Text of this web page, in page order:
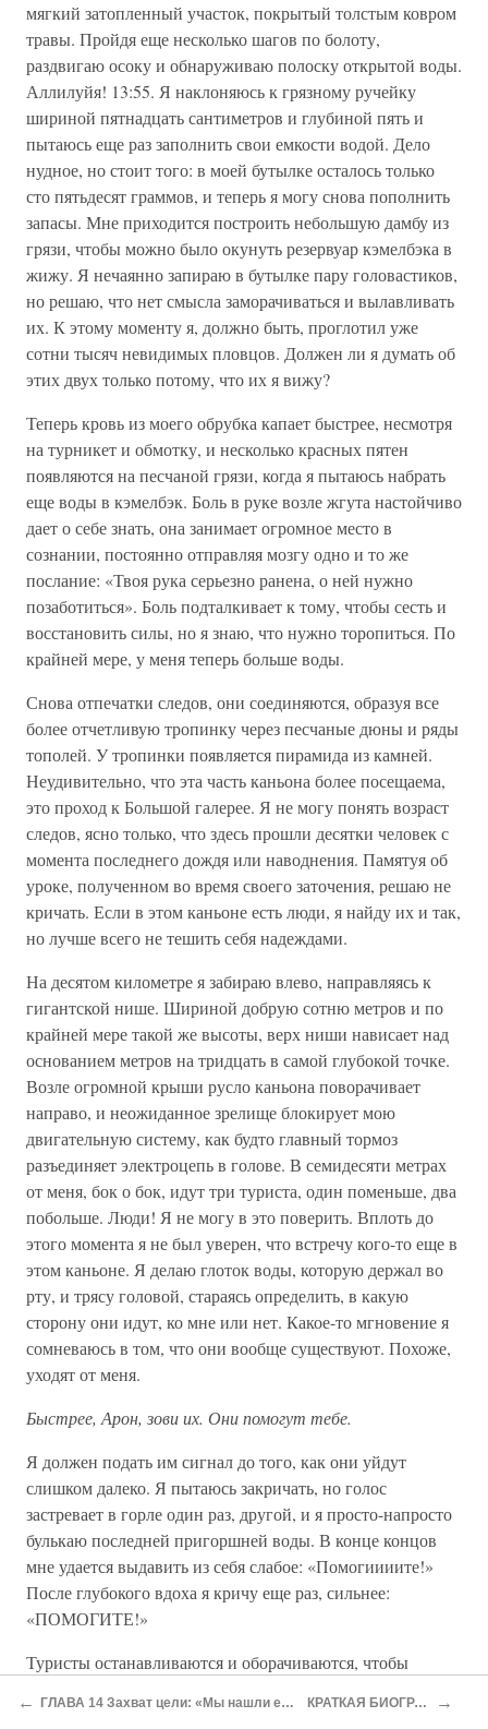
мягкий затопленный участок, покрытый толстым ковром
травы. Пройдя еще несколько шагов по болоту,
раздвигаю осоку и обнаруживаю полоску открытой воды.
Аллилуйя! 13:55. Я наклоняюсь к грязному ручейку
шириной пятнадцать сантиметров и глубиной пять и
пытаюсь еще раз заполнить свои емкости водой. Дело
нудное, но стоит того: в моей бутылке осталось только
сто пятьдесят граммов, и теперь я могу снова пополнить
запасы. Мне приходится построить небольшую дамбу из
грязи, чтобы можно было окунуть резервуар кэмелбэка в
жижу. Я нечаянно запираю в бутылке пару головастиков,
но решаю, что нет смысла заморачиваться и вылавливать
их. К этому моменту я, должно быть, проглотил уже
сотни тысяч невидимых пловцов. Должен ли я думать об
этих двух только потому, что их я вижу?
Теперь кровь из моего обрубка капает быстрее, несмотря
на турникет и обмотку, и несколько красных пятен
появляются на песчаной грязи, когда я пытаюсь набрать
еще воды в кэмелбэк. Боль в руке возле жгута настойчиво
дает о себе знать, она занимает огромное место в
сознании, постоянно отправляя мозгу одно и то же
послание: «Твоя рука серьезно ранена, о ней нужно
позаботиться». Боль подталкивает к тому, чтобы сесть и
восстановить силы, но я знаю, что нужно торопиться. По
крайней мере, у меня теперь больше воды.
Снова отпечатки следов, они соединяются, образуя все
более отчетливую тропинку через песчаные дюны и ряды
тополей. У тропинки появляется пирамида из камней.
Неудивительно, что эта часть каньона более посещаема,
это проход к Большой галерее. Я не могу понять возраст
следов, ясно только, что здесь прошли десятки человек с
момента последнего дождя или наводнения. Памятуя об
уроке, полученном во время своего заточения, решаю не
кричать. Если в этом каньоне есть люди, я найду их и так,
но лучше всего не тешить себя надеждами.
На десятом километре я забираю влево, направляясь к
гигантской нише. Шириной добрую сотню метров и по
крайней мере такой же высоты, верх ниши нависает над
основанием метров на тридцать в самой глубокой точке.
Возле огромной крыши русло каньона поворачивает
направо, и неожиданное зрелище блокирует мою
двигательную систему, как будто главный тормоз
разъединяет электроцепь в голове. В семидесяти метрах
от меня, бок о бок, идут три туриста, один поменьше, два
побольше. Люди! Я не могу в это поверить. Вплоть до
этого момента я не был уверен, что встречу кого-то еще в
этом каньоне. Я делаю глоток воды, которую держал во
рту, и трясу головой, стараясь определить, в какую
сторону они идут, ко мне или нет. Какое-то мгновение я
сомневаюсь в том, что они вообще существуют. Похоже,
уходят от меня.
Быстрее, Арон, зови их. Они помогут тебе.
Я должен подать им сигнал до того, как они уйдут
слишком далеко. Я пытаюсь закричать, но голос
застревает в горле один раз, другой, и я просто-напросто
булькаю последней пригоршней воды. В конце концов
мне удается выдавить из себя слабое: «Помогиииите!»
После глубокого вдоха я кричу еще раз, сильнее:
«ПОМОГИТЕ!»
Туристы останавливаются и оборачиваются, чтобы
кричу: «ПОМОГИТЕ! МНЕ НУЖНА ПОМОЩЬ!» Все
← ГЛАВА 14 Захват цели: «Мы нашли его пикап!» КРАТКАЯ БИОГРАФИЯ →